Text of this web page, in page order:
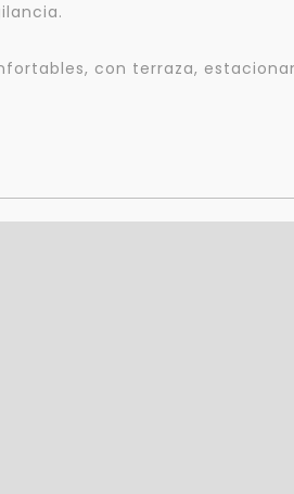
con terraza,